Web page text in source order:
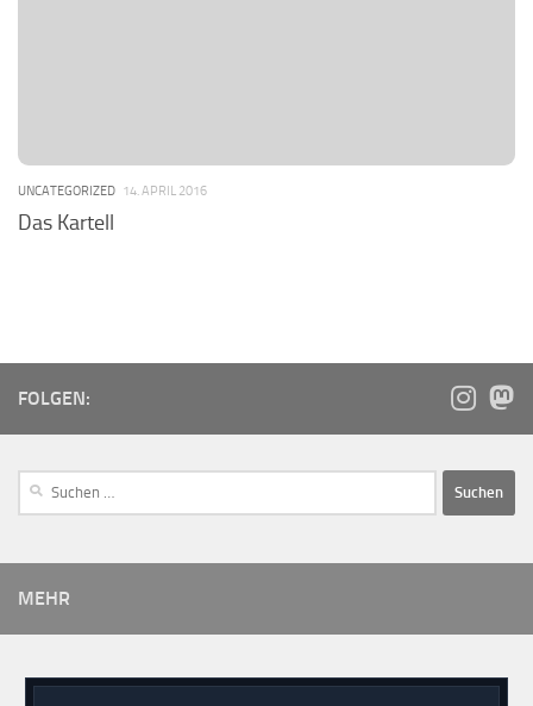
UNCATEGORIZED 14. APRIL 2016
Das Kartell
FOLGEN:
MEHR